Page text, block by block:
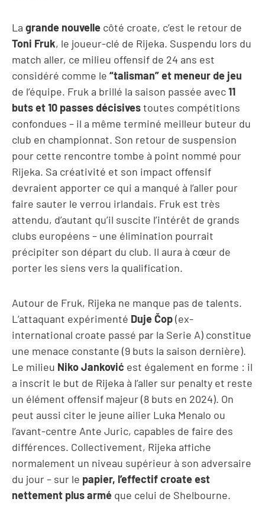
La grande nouvelle côté croate, c’est le retour de
Toni Fruk, le joueur-clé de Rijeka. Suspendu lors du
match aller, ce milieu offensif de 24 ans est
considéré comme le “talisman” et meneur de jeu
de l’équipe. Fruk a brillé la saison passée avec11
buts et 10 passes décisivestoutes compétitions
confondues – il a même terminé meilleur buteur du
club en championnat. Son retour de suspension
pour cette rencontre tombe à point nommé pour
Rijeka. Sa créativité et son impact offensif
devraient apporter ce qui a manqué à l’aller pour
faire sauter le verrou irlandais. Fruk est très
attendu, d’autant qu’il suscite l’intérêt de grands
clubs européens – une élimination pourrait
précipiter son départ du club. Il aura à cœur de
porter les siens vers la qualification.
Autour de Fruk, Rijeka ne manque pas de talents.
L’attaquant expérimenté Duje Čop(ex-
international croate passé par la Serie A) constitue
une menace constante (9 buts la saison dernière).
Le milieu Niko Janković est également en forme : il
a inscrit le but de Rijeka à l’aller sur penalty et reste
un élément offensif majeur (8 buts en 2024). On
peut aussi citer le jeune ailier Luka Menalo ou
l’avant-centre Ante Juric, capables de faire des
différences. Collectivement, Rijeka affiche
normalement un niveau supérieur à son adversaire
du jour – sur le papier, l’effectif croate est
nettement plus armé que celui de Shelbourne.